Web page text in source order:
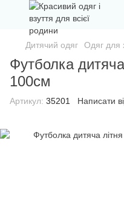
Дитячий одяг Одяг для
Футболка
100см
Артикул: 35201 Написати